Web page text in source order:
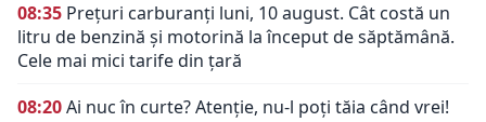
08:35 Prețuri carburanți luni, 10 august. Cât costă un
litru de benzină și motorină la început de săptămână.
Cele mai mici tarife din țară
08:20Ai nuc în curte? Atenție, nu-l poți tăia când vrei!